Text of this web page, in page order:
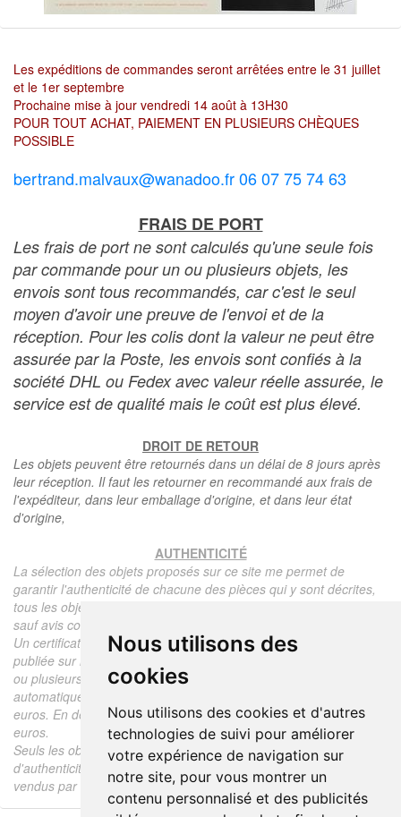
Nous utilisons des
cookies
Nous utilisons des cookies et d'autres
technologies de suivi pour améliorer
votre expérience de navigation sur
notre site, pour vous montrer un
contenu personnalisé et des publicités
Les expéditions de commandes seront arrêtées entre le 31 juillet
et le 1er septembre
Prochaine mise à jour vendredi 14 août à 13H30
POUR TOUT ACHAT, PAIEMENT EN PLUSIEURS CHÈQUES
POSSIBLE
bertrand.malvaux@wanadoo.fr 06 07 75 74 63
FRAIS DE PORT
Les frais de port ne sont calculés qu'une seule fois
par commande pour un ou plusieurs objets, les
envois sont tous recommandés, car c'est le seul
moyen d'avoir une preuve de l'envoi et de la
réception. Pour les colis dont la valeur ne peut être
assurée par la Poste, les envois sont confiés à la
société DHL ou Fedex avec valeur réelle assurée, le
service est de qualité mais le coût est plus élevé.
DROIT DE RETOUR
Les objets peuvent être retournés dans un délai de 8 jours après
leur réception. Il faut les retourner en recommandé aux frais de
l'expéditeur, dans leur emballage d'origine, et dans leur état
d'origine,
AUTHENTICITÉ
La sélection des objets proposés sur ce site me permet de
garantir l'authenticité de chacune des pièces qui y sont décrites,
tous les objets proposés sont garantis d'époque et authentiques,
sauf avis contraire ou restriction dans la description.
Un certificat d'authenticité de l'objet reprenant la description
publiée sur le site, l'époque, le prix de vente, accompagné d'une
ou plusieurs photographies en couleurs est communiqué
automatiquement pour tout objet dont le prix est supérieur à 130
euros. En dessous de ce prix chaque certificat est facturé 5
euros.
Seuls les objets vendus par mes soins font l'objet d'un certificat
d'authenticité, je ne fais aucun rapport d'expertise pour les objets
vendus par des tiers (confrères ou collectionneurs).